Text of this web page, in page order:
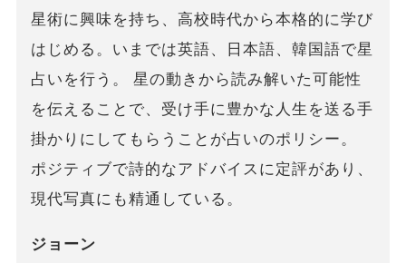
星術に興味を持ち、高校時代から本格的に学び
はじめる。いまでは英語、日本語、韓国語で星
占いを行う。 星の動きから読み解いた可能性
を伝えることで、受け手に豊かな人生を送る手
掛かりにしてもらうことが占いのポリシー。
ポジティブで詩的なアドバイスに定評があり、
現代写真にも精通している。
ジョーン